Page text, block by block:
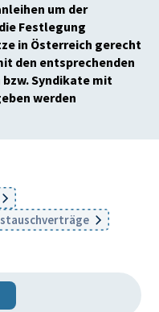
um der
Festlegung
in Österreich gerecht
den entsprechenden
Syndikate mit
werden